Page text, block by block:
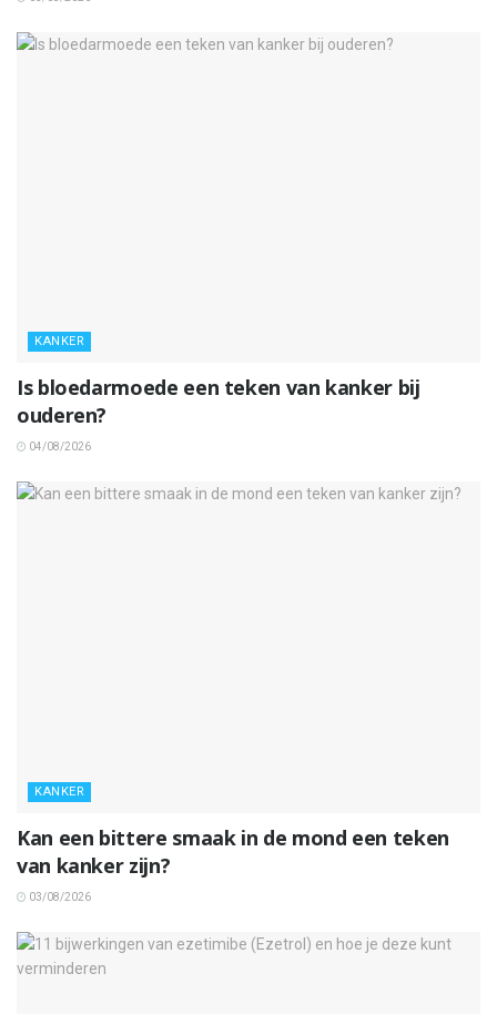
KANKER
Is bloedarmoede een teken van kanker bij
ouderen?
04/08/2026
KANKER
Kan een bittere smaak in de mond een teken
van kanker zijn?
03/08/2026